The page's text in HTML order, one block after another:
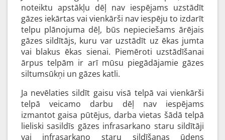
noteiktu apstākļu dēļ nav iespējams uzstādīt
gāzes iekārtas vai vienkārši nav iespēju to izdarīt
telpu plānojuma dēļ, būs nepieciešams ārējais
gāzes sildītājs, kuru var uzstādīt uz ēkas jumta
vai blakus ēkas sienai. Piemēroti uzstādīšanai
ārpus telpām ir arī mūsu piegādājamie gāzes
siltumsūkņi un gāzes katli.
Ja nevēlaties sildīt gaisu visā telpā vai vienkārši
telpā veicamo darbu dēļ nav iespējams
izmantot gaisa pūtējus, darba vietas šādā telpā
lieliski sasildīs gāzes infrasarkano staru sildītāji
vai infrasarkano staru sildīšanas ūdens